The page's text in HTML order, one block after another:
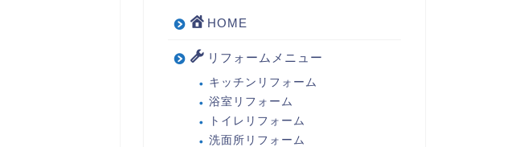
HOME
リフォームメニュー
キッチンリフォーム
浴室リフォーム
トイレリフォーム
洗面所リフォーム